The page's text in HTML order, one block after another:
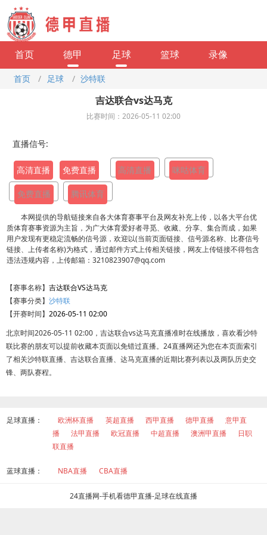
首页 德甲 足球 篮球 录像
首页 / 足球 / 沙特联
吉达联合vs达马克
比赛时间：2026-05-11 02:00
直播信号:
高清直播 免费直播 高清直播 咪咕体育
免费直播 腾讯体育
本网提供的导航链接来自各大体育赛事平台及网友补充上传，以各大平台优
质体育赛事资源为主旨，为广大体育爱好者寻觅、收藏、分享、集合而成，如果
用户发现有更稳定流畅的信号源，欢迎以(当前页面链接、信号源名称、比赛信号
链接、上传者名称)为格式，通过邮件方式上传相关链接，网友上传链接不得包含
违法违规内容，上传邮箱：3210823907@qq.com
【赛事名称】 吉达联合VS达马克
【赛事分类】 沙特联
【开赛时间】 2026-05-11 02:00
北京时间2026-05-11 02:00，吉达联合vs达马克直播准时在线播放，喜欢看沙特
联比赛的朋友可以提前收藏本页面以免错过直播。24直播网还为您在本页面索引
了相关沙特联直播、吉达联合直播、达马克直播的近期比赛列表以及两队历史交
锋、两队赛程。
足球直播： 欧洲杯直播 英超直播 西甲直播 德甲直播
意甲直
播
法甲直播 欧冠直播 中超直播 澳洲甲直播
日职
联直播
蓝球直播： NBA直播 CBA直播
24直播网-手机看德甲直播-足球在线直播